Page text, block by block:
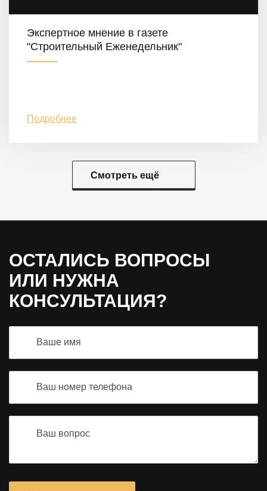
Экспертное мнение в газете
"Строительный Еженедельник"
Подробнее
Смотреть ещё
ОСТАЛИСЬ ВОПРОСЫ
ИЛИ НУЖНА
КОНСУЛЬТАЦИЯ?